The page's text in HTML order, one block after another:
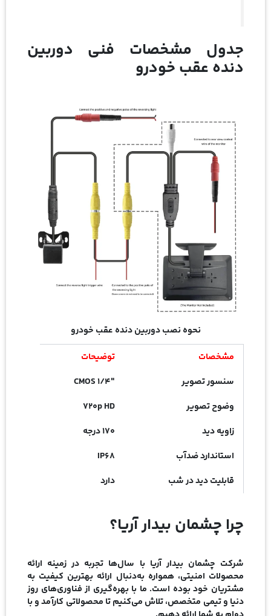
جدول مشخصات فنی دوربین
دنده عقب خودرو
نحوه نصب دوربین دنده عقب خودرو
مشخصات
توضیحات
سنسور تصویر
1/4″ CMOS
وضوح تصویر
720p HD
زاویه دید
170 درجه
استاندارد ضدآب
IP68
قابلیت دید در شب
دارد
چرا چشمان بیدار آریا؟
شرکت چشمان بیدار آریا با سال‌ها تجربه در زمینه ارائه
محصولات امنیتی، همواره به‌دنبال ارائه بهترین کیفیت به
مشتریان خود بوده است. ما با بهره‌گیری از فناوری‌های روز
دنیا و تیمی متخصص، تلاش می‌کنیم تا محصولاتی کارآمد و با